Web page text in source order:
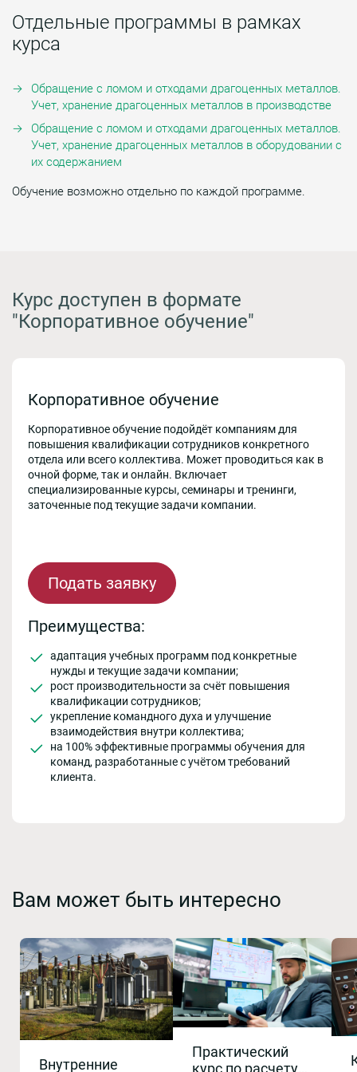
Отдельные программы в рамках
курса
Обращение с ломом и отходами драгоценных металлов.
Учет, хранение драгоценных металлов в производстве
Обращение с ломом и отходами драгоценных металлов.
Учет, хранение драгоценных металлов в оборудовании с
их содержанием
Обучение возможно отдельно по каждой программе.
Курс доступен в формате
"Корпоративное обучение"
Корпоративное обучение
Корпоративное обучение подойдёт компаниям для
повышения квалификации сотрудников конкретного
отдела или всего коллектива. Может проводиться как в
очной форме, так и онлайн. Включает
специализированные курсы, семинары и тренинги,
заточенные под текущие задачи компании.
Подать заявку
Преимущества:
адаптация учебных программ под конкретные
нужды и текущие задачи компании;
рост производительности за счёт повышения
квалификации сотрудников;
укрепление командного духа и улучшение
взаимодействия внутри коллектива;
на 100% эффективные программы обучения для
команд, разработанные с учётом требований
клиента.
Вам может быть интересно
Внутренние
Практический
курс по расчету